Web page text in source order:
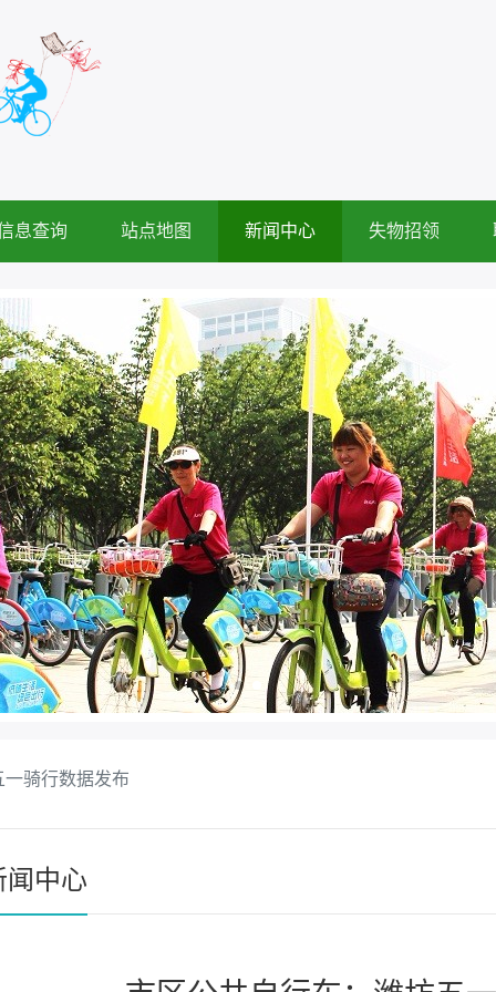
息查询 站点地图 新闻中心 失物招领
骑行数据发布
闻中心